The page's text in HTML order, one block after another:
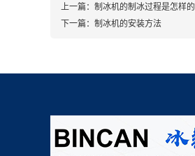
上一篇： 制冰机的制冰过程是怎样的
下一篇： 制冰机的安装方法